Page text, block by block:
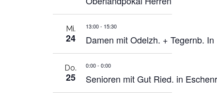
Mi.
24
13:00- 15:30
Damen mit Odelzh. + Tegernb. In
Do.
25
0:00- 0:00
Senioren mit Gut Ried. in